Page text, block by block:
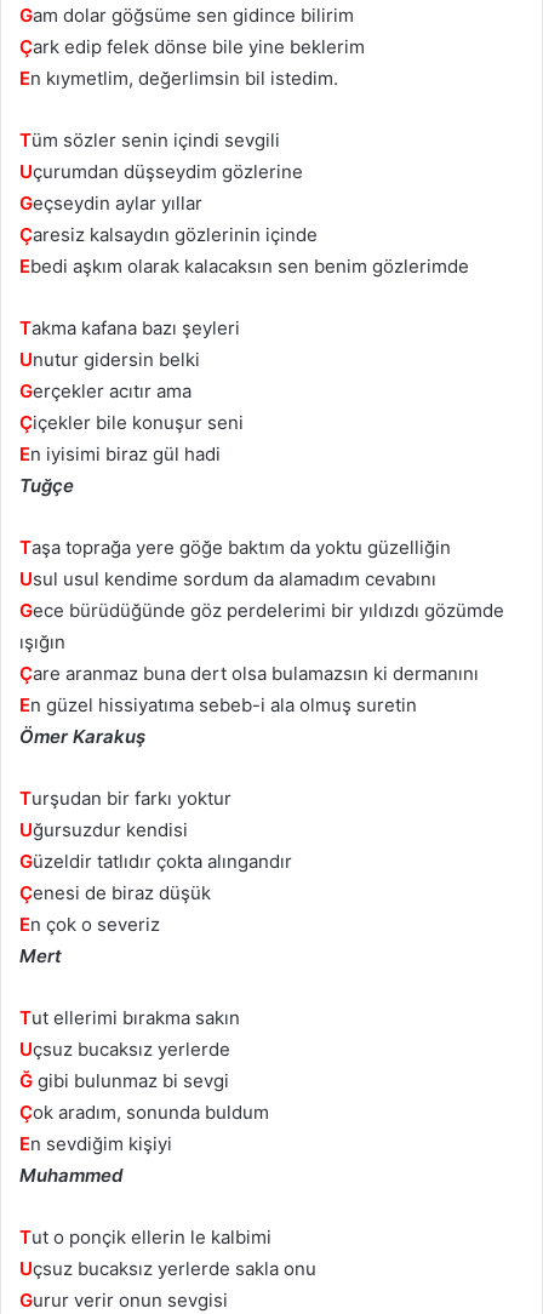
Gam dolar göğsüme sen gidince bilirim
Çark edip felek dönse bile yine beklerim
En kıymetlim, değerlimsin bil istedim.
Tüm sözler senin içindi sevgili
Uçurumdan düşseydim gözlerine
Geçseydin aylar yıllar
Çaresiz kalsaydın gözlerinin içinde
Ebedi aşkım olarak kalacaksın sen benim gözlerimde
Takma kafana bazı şeyleri
Unutur gidersin belki
Gerçekler acıtır ama
Çiçekler bile konuşur seni
En iyisimi biraz gül hadi
Tuğçe
Taşa toprağa yere göğe baktım da yoktu güzelliğin
Usul usul kendime sordum da alamadım cevabını
Gece bürüdüğünde göz perdelerimi bir yıldızdı gözümde
ışığın
Çare aranmaz buna dert olsa bulamazsın ki dermanını
En güzel hissiyatıma sebeb-i ala olmuş suretin
Ömer Karakuş
Turşudan bir farkı yoktur
Uğursuzdur kendisi
Güzeldir tatlıdır çokta alıngandır
Çenesi de biraz düşük
En çok o severiz
Mert
Tut ellerimi bırakma sakın
Uçsuz bucaksız yerlerde
Ğ gibi bulunmaz bi sevgi
Çok aradım, sonunda buldum
En sevdiğim kişiyi
Muhammed
Tut o ponçik ellerin le kalbimi
Uçsuz bucaksız yerlerde sakla onu
Gurur verir onun sevgisi